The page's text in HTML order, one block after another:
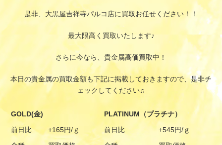
是非、大黒屋吉祥寺パルコ店に買取お任せください！！
最大限高く買取いたします♪
さらに今なら、貴金属高価買取中！
本日の貴金属の買取金額も下記に掲載しておきますので、是非チ
ェックしてください♫
GOLD(金)
PLATINUM（プラチナ）
前日比
+165円/ｇ 前日比
+545円/ｇ